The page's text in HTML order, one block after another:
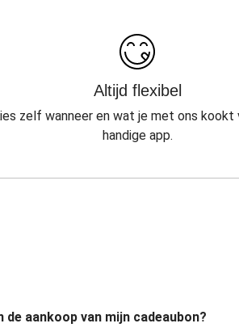
Altijd flexibel
zelf wanneer en wat je met ons kookt
handige app.
aankoop van mijn cadeaubon?